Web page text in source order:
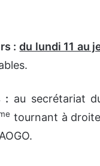
: du lundi 11 au
: au secrétariat
tournant à